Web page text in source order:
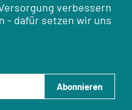
verbessern
- dafür setzen wir uns
Abonnieren